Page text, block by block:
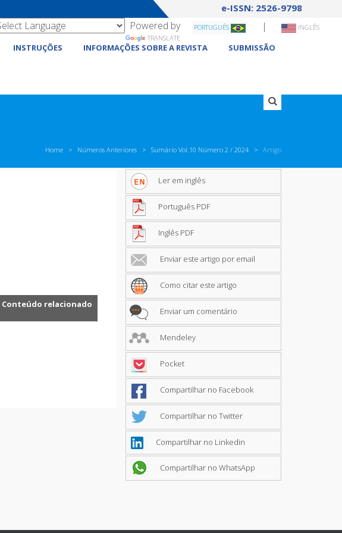
e-ISSN: 2526-9798
INSTRUÇÕES INFORMAÇÕES SOBRE A REVISTA SUBMISSÃO
PORTUGUÊS | INGLÊS
Powered by
TRANSLATE
Home Números Anteriores Sumário Vol.10 Número 2 / 2024 Artigo
Conteúdo relacionado
Ler em inglês
Português PDF
Inglês PDF
Enviar este artigo por email
Como citar este artigo
Enviar um comentário
Mendeley
Pocket
Compartilhar no Facebook
Compartilhar no Twitter
Compartilhar no Linkedin
Compartilhar no WhatsApp